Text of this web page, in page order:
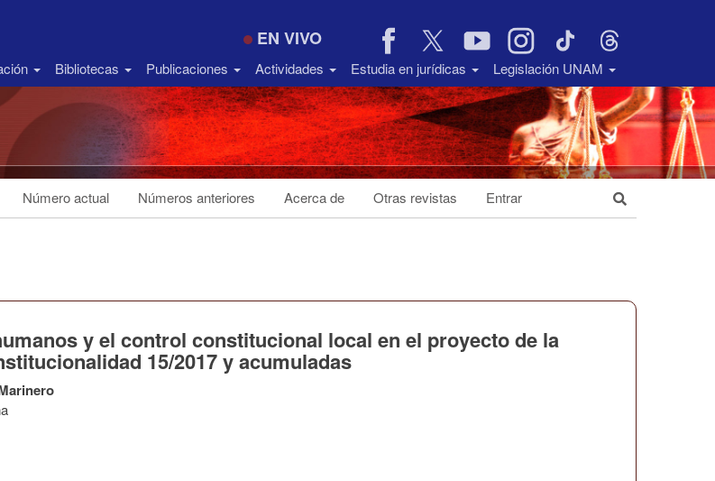
EN VIVO
Bibliotecas Publicaciones Actividades Estudia en jurídicas Legislación UNAM
Número actual Números anteriores Acerca de Otras revistas Entrar
y el control constitucional local en el proyecto de la
15/2017 y acumuladas